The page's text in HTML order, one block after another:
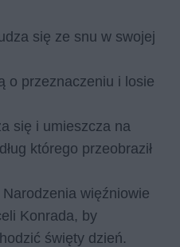
się ze snu w swojej
o przeznaczeniu i losie
się i umieszcza na
którego przeobraził
więźniowie
Konrada, by
święty dzień.